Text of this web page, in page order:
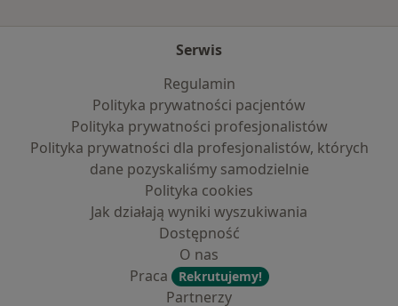
Serwis
Regulamin
Polityka prywatności pacjentów
Polityka prywatności profesjonalistów
Polityka prywatności dla profesjonalistów, których
dane pozyskaliśmy samodzielnie
Polityka cookies
Jak działają wyniki wyszukiwania
Dostępność
O nas
Praca
Rekrutujemy!
Partnerzy